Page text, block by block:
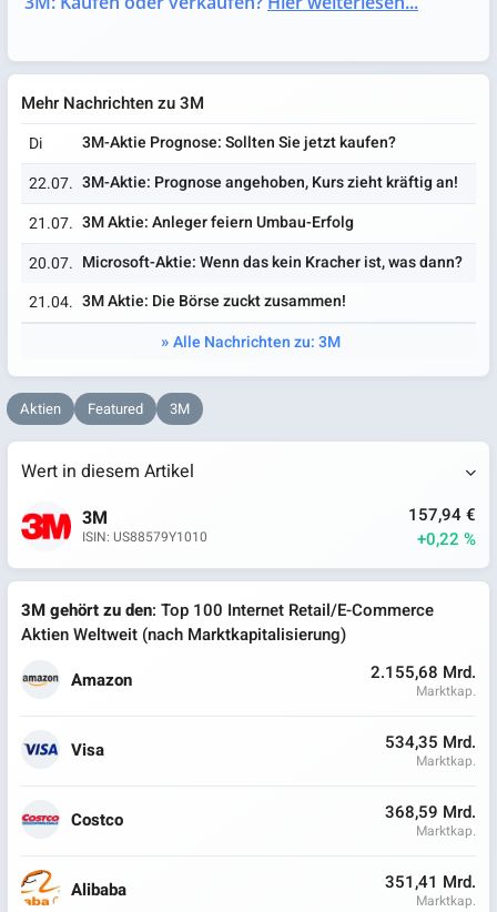
Mehr Nachrichten zu 3M
Di
3M-Aktie Prognose: Sollten Sie jetzt kaufen?
22.07. 3M-Aktie: Prognose angehoben, Kurs zieht kräftig an!
21.07. 3M Aktie: Anleger feiern Umbau-Erfolg
20.07. Microsoft-Aktie: Wenn das kein Kracher ist, was dann?
21.04. 3M Aktie: Die Börse zuckt zusammen!
Alle Nachrichten zu: 3M
Aktien Featured 3M
Wert in diesem Artikel
3M
ISIN: US88579Y1010
157,94 €
+0,22 %
3M gehört zu den: Top 100 Internet Retail/E-Commerce
Aktien Weltweit (nach Marktkapitalisierung)
Amazon
2.155,68 Mrd.
Marktkap.
Visa 534,35 Mrd.
Marktkap.
Costco 368,59 Mrd.
Marktkap.
Alibaba 351,41 Mrd.
Marktkap.